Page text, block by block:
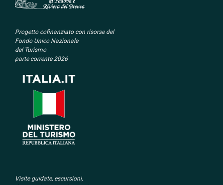
Progetto cofinanziato con risorse del
Fondo Unico Nazionale
del Turismo
parte corrente 2026
Visite guidate, escursioni,